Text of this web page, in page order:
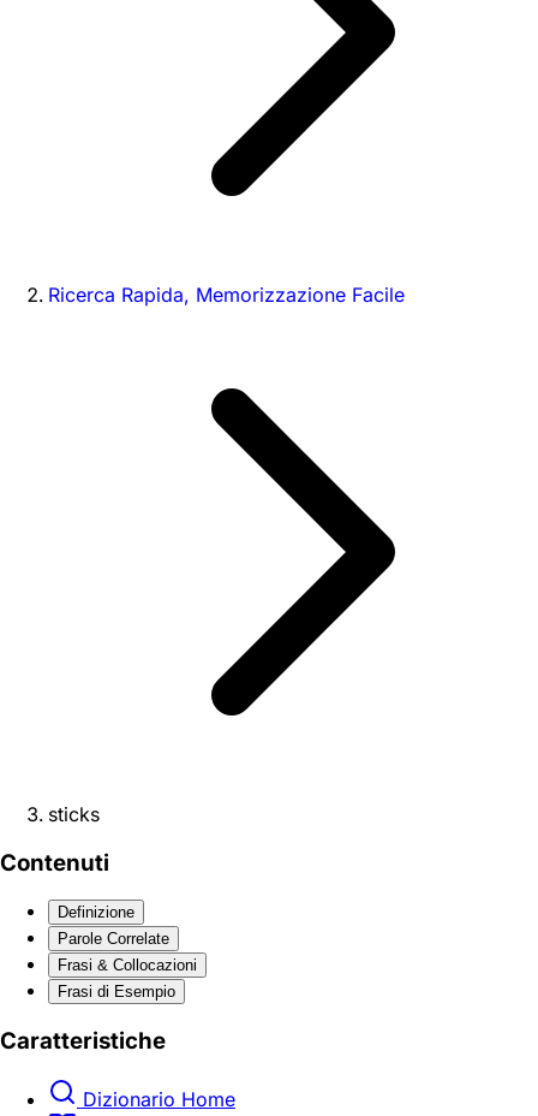
Ricerca Rapida, Memorizzazione Facile
sticks
Contenuti
Definizione
Parole Correlate
Frasi & Collocazioni
Frasi di Esempio
Caratteristiche
Dizionario Home